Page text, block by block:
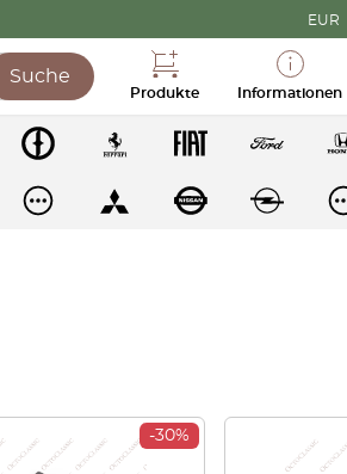
EUR
Suche
Produkte Informationen
-30%